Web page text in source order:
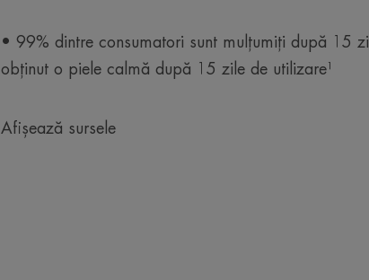
• 99% dintre consumatori sunt mulțumiți după 15
obținut o piele calmă după 15 zile de utilizare¹
Afișează sursele